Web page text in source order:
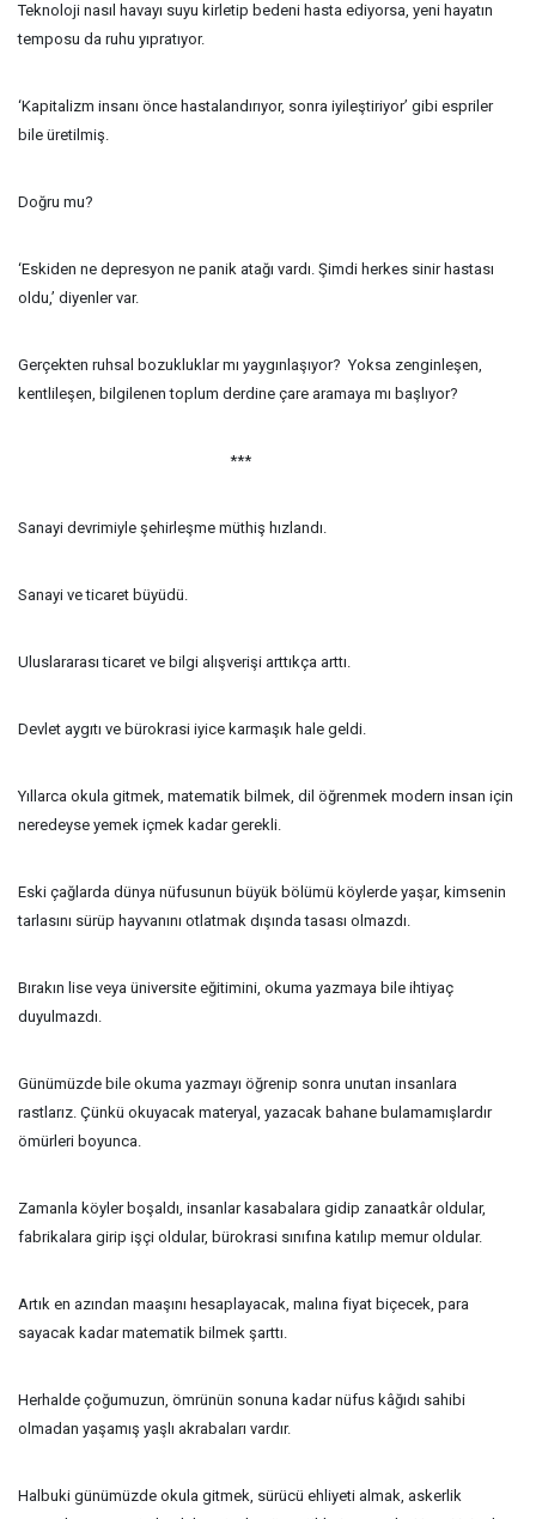
Teknoloji nasıl havayı suyu kirletip bedeni hasta ediyorsa, yeni hayatın
temposu da ruhu yıpratıyor.
‘Kapitalizm insanı önce hastalandırıyor, sonra iyileştiriyor’ gibi espriler
bile üretilmiş.
Doğru mu?
‘Eskiden ne depresyon ne panik atağı vardı. Şimdi herkes sinir hastası
oldu,’ diyenler var.
Gerçekten ruhsal bozukluklar mı yaygınlaşıyor? Yoksa zenginleşen,
kentlileşen, bilgilenen toplum derdine çare aramaya mı başlıyor?
***
Sanayi devrimiyle şehirleşme müthiş hızlandı.
Sanayi ve ticaret büyüdü.
Uluslararası ticaret ve bilgi alışverişi arttıkça arttı.
Devlet aygıtı ve bürokrasi iyice karmaşık hale geldi.
Yıllarca okula gitmek, matematik bilmek, dil öğrenmek modern insan için
neredeyse yemek içmek kadar gerekli.
Eski çağlarda dünya nüfusunun büyük bölümü köylerde yaşar, kimsenin
tarlasını sürüp hayvanını otlatmak dışında tasası olmazdı.
Bırakın lise veya üniversite eğitimini, okuma yazmaya bile ihtiyaç
duyulmazdı.
Günümüzde bile okuma yazmayı öğrenip sonra unutan insanlara
rastlarız. Çünkü okuyacak materyal, yazacak bahane bulamamışlardır
ömürleri boyunca.
Zamanla köyler boşaldı, insanlar kasabalara gidip zanaatkâr oldular,
fabrikalara girip işçi oldular, bürokrasi sınıfına katılıp memur oldular.
Artık en azından maaşını hesaplayacak, malına fiyat biçecek, para
sayacak kadar matematik bilmek şarttı.
Herhalde çoğumuzun, ömrünün sonuna kadar nüfus kâğıdı sahibi
olmadan yaşamış yaşlı akrabaları vardır.
Halbuki günümüzde okula gitmek, sürücü ehliyeti almak, askerlik